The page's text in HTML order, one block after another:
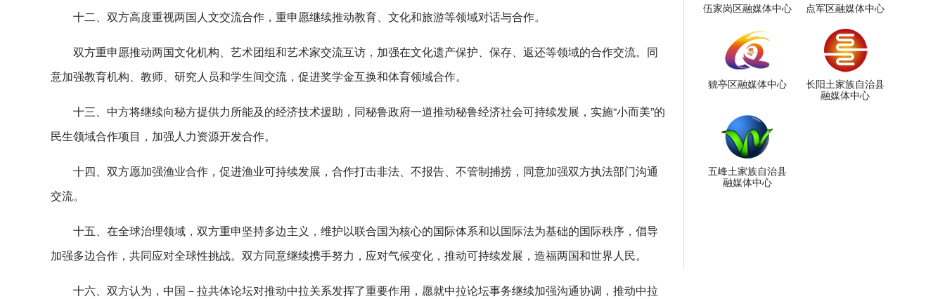
十二、双方高度重视两国人文交流合作，重申愿继续推动教育、文化和旅游等领域对话与合作。
双方重申愿推动两国文化机构、艺术团组和艺术家交流互访，加强在文化遗产保护、保存、返还等领域的合作交流。同
意加强教育机构、教师、研究人员和学生间交流，促进奖学金互换和体育领域合作。
十三、中方将继续向秘方提供力所能及的经济技术援助，同秘鲁政府一道推动秘鲁经济社会可持续发展，实施“小而美”的
民生领域合作项目，加强人力资源开发合作。
十四、双方愿加强渔业合作，促进渔业可持续发展，合作打击非法、不报告、不管制捕捞，同意加强双方执法部门沟通
交流。
十五、在全球治理领域，双方重申坚持多边主义，维护以联合国为核心的国际体系和以国际法为基础的国际秩序，倡导
加强多边合作，共同应对全球性挑战。双方同意继续携手努力，应对气候变化，推动可持续发展，造福两国和世界人民。
十六、双方认为，中国－拉共体论坛对推动中拉关系发挥了重要作用，愿就中拉论坛事务继续加强沟通协调，推动中拉
伍家岗区融媒体中心 点军区融媒体中心
猇亭区融媒体中心
长阳土家族自治县
融媒体中心
五峰土家族自治县
融媒体中心